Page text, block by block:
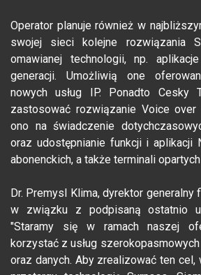
Operator planuje również w
swojej sieci kolejne rozwiązania
omawianej technologii, np.
generacji. Umożliwią one
nowych usług IP. Ponadto Cesky
zastosować rozwiązanie Voice over
ono na świadczenie
oraz udostępnianie funkcji i aplikacji
abonenckich, a także terminali
Dr. Premysl Klima, dyrektor generalny
w związku z podpisaną ostatnio
"Staramy się w ramach naszej
korzystać z usług
oraz danych. Aby zrealizować ten cel,